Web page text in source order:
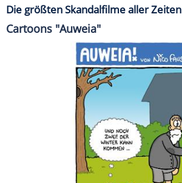
Die größten Skandalfilme aller Zeiten
Cartoons "Auweia"